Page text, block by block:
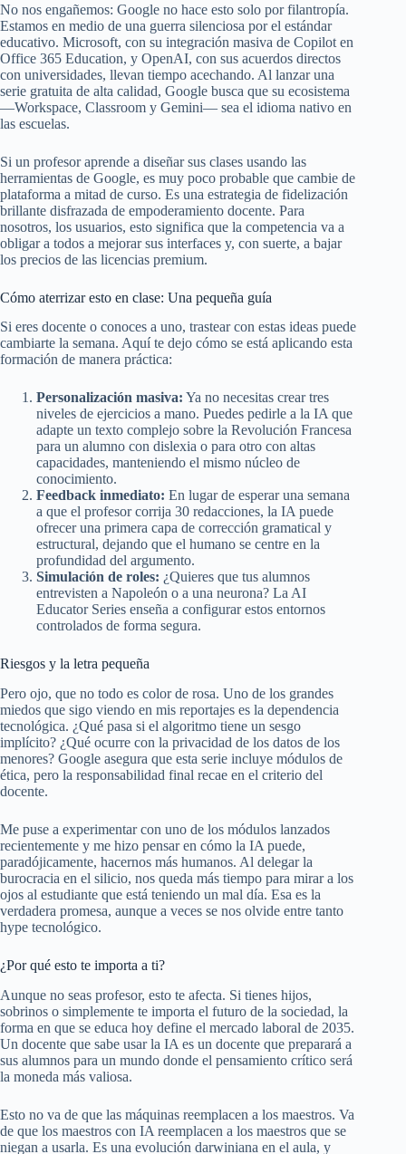
No nos engañemos: Google no hace esto solo por filantropía.
Estamos en medio de una guerra silenciosa por el estándar
educativo. Microsoft, con su integración masiva de Copilot en
Office 365 Education, y OpenAI, con sus acuerdos directos
con universidades, llevan tiempo acechando. Al lanzar una
serie gratuita de alta calidad, Google busca que su ecosistema
—Workspace, Classroom y Gemini— sea el idioma nativo en
las escuelas.
Si un profesor aprende a diseñar sus clases usando las
herramientas de Google, es muy poco probable que cambie de
plataforma a mitad de curso. Es una estrategia de fidelización
brillante disfrazada de empoderamiento docente. Para
nosotros, los usuarios, esto significa que la competencia va a
obligar a todos a mejorar sus interfaces y, con suerte, a bajar
los precios de las licencias premium.
Cómo aterrizar esto en clase: Una pequeña guía
Si eres docente o conoces a uno, trastear con estas ideas puede
cambiarte la semana. Aquí te dejo cómo se está aplicando esta
formación de manera práctica:
Personalización masiva: Ya no necesitas crear tres
niveles de ejercicios a mano. Puedes pedirle a la IA que
adapte un texto complejo sobre la Revolución Francesa
para un alumno con dislexia o para otro con altas
capacidades, manteniendo el mismo núcleo de
conocimiento.
Feedback inmediato: En lugar de esperar una semana
a que el profesor corrija 30 redacciones, la IA puede
ofrecer una primera capa de corrección gramatical y
estructural, dejando que el humano se centre en la
profundidad del argumento.
Simulación de roles: ¿Quieres que tus alumnos
entrevisten a Napoleón o a una neurona? La AI
Educator Series enseña a configurar estos entornos
controlados de forma segura.
Riesgos y la letra pequeña
Pero ojo, que no todo es color de rosa. Uno de los grandes
miedos que sigo viendo en mis reportajes es la dependencia
tecnológica. ¿Qué pasa si el algoritmo tiene un sesgo
implícito? ¿Qué ocurre con la privacidad de los datos de los
menores? Google asegura que esta serie incluye módulos de
ética, pero la responsabilidad final recae en el criterio del
docente.
Me puse a experimentar con uno de los módulos lanzados
recientemente y me hizo pensar en cómo la IA puede,
paradójicamente, hacernos más humanos. Al delegar la
burocracia en el silicio, nos queda más tiempo para mirar a los
ojos al estudiante que está teniendo un mal día. Esa es la
verdadera promesa, aunque a veces se nos olvide entre tanto
hype tecnológico.
¿Por qué esto te importa a ti?
Aunque no seas profesor, esto te afecta. Si tienes hijos,
sobrinos o simplemente te importa el futuro de la sociedad, la
forma en que se educa hoy define el mercado laboral de 2035.
Un docente que sabe usar la IA es un docente que preparará a
sus alumnos para un mundo donde el pensamiento crítico será
la moneda más valiosa.
Esto no va de que las máquinas reemplacen a los maestros. Va
de que los maestros con IA reemplacen a los maestros que se
niegan a usarla. Es una evolución darwiniana en el aula, y